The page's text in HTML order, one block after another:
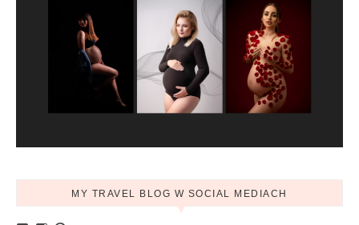
MY TRAVEL BLOG W SOCIAL MEDIACH